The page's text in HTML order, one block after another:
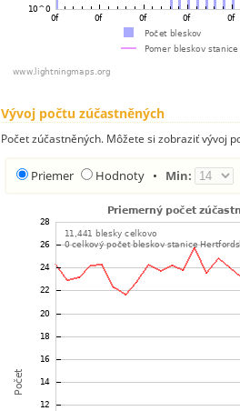
Vývoj počtu zúčastněných
Počet zúčastněných. Môžete si zobraziť vývoj
Priemer Hodnoty • Min: